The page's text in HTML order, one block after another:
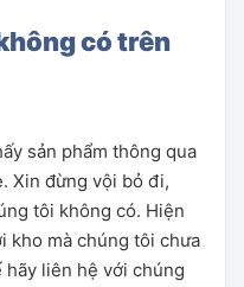
có trên
sản phẩm thông qua
Xin đừng vội bỏ đi,
tôi không có. Hiện
kho mà chúng tôi chưa
liên hệ với chúng